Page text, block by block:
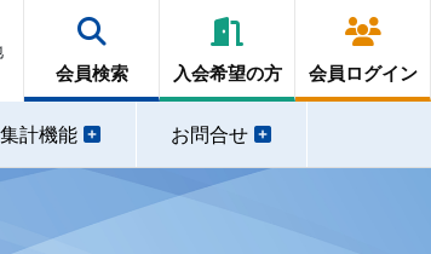
会員検索 入会希望の方 会員ログイン
集計機能 お問合せ